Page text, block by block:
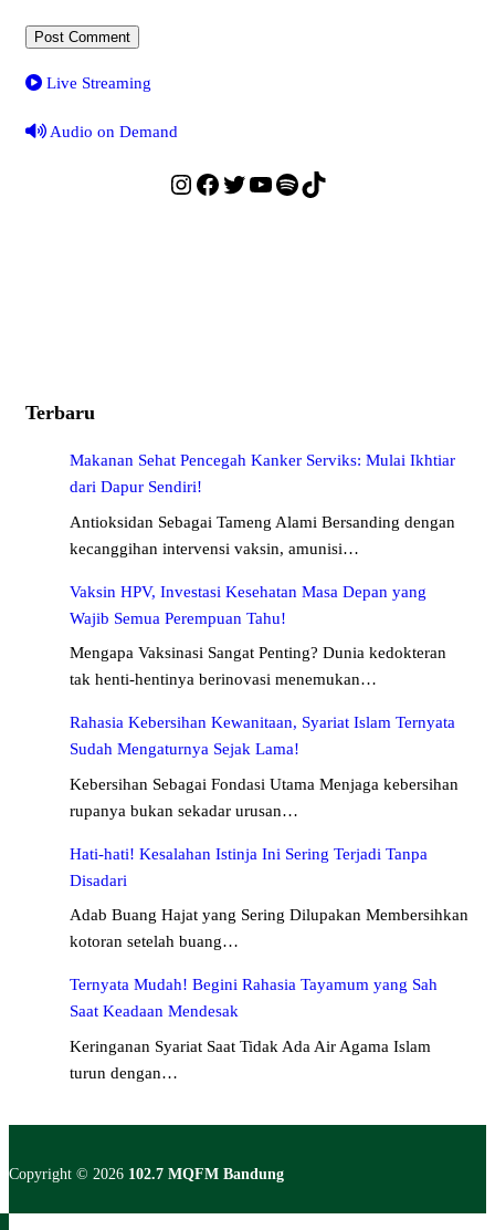
Live Streaming
Audio on Demand
Instagram
Facebook
Twitter
YouTube
Spotify
TikTok
Terbaru
Makanan Sehat Pencegah Kanker Serviks: Mulai Ikhtiar
dari Dapur Sendiri!
Antioksidan Sebagai Tameng Alami Bersanding dengan
kecanggihan intervensi vaksin, amunisi…
Vaksin HPV, Investasi Kesehatan Masa Depan yang
Wajib Semua Perempuan Tahu!
Mengapa Vaksinasi Sangat Penting? Dunia kedokteran
tak henti-hentinya berinovasi menemukan…
Rahasia Kebersihan Kewanitaan, Syariat Islam Ternyata
Sudah Mengaturnya Sejak Lama!
Kebersihan Sebagai Fondasi Utama Menjaga kebersihan
rupanya bukan sekadar urusan…
Hati-hati! Kesalahan Istinja Ini Sering Terjadi Tanpa
Disadari
Adab Buang Hajat yang Sering Dilupakan Membersihkan
kotoran setelah buang…
Ternyata Mudah! Begini Rahasia Tayamum yang Sah
Saat Keadaan Mendesak
Keringanan Syariat Saat Tidak Ada Air Agama Islam
turun dengan…
Copyright © 2026 102.7 MQFM Bandung